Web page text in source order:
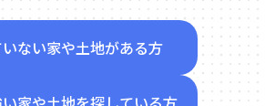
ない家や土地がある方